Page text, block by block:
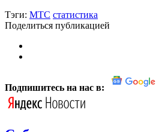
Тэги: МТС статистика
Поделиться публикацией
Подпишитесь на нас в: